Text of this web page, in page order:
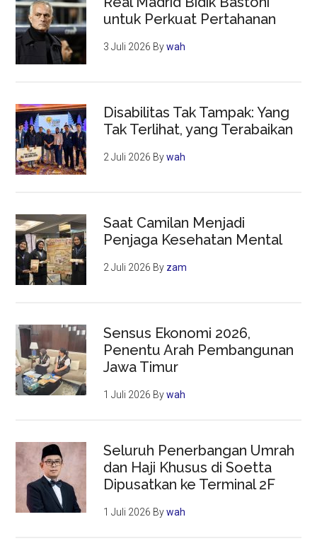
untuk Perkuat Pertahanan
3 Juli 2026 Bywah
Disabilitas Tak Tampak: Yang
Tak Terlihat, yang Terabaikan
2 Juli 2026 Bywah
Saat Camilan Menjadi
Penjaga Kesehatan Mental
2 Juli 2026 By zam
Sensus Ekonomi 2026,
Penentu Arah Pembangunan
Jawa Timur
1 Juli 2026 Bywah
Seluruh Penerbangan Umrah
dan Haji Khusus di Soetta
Dipusatkan ke Terminal 2F
1 Juli 2026 Bywah